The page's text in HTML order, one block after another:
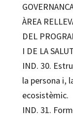
ÀREA
DEL
I DE LA
IND. 30.
la persona i,
ecosistèmic.
IND. 31.